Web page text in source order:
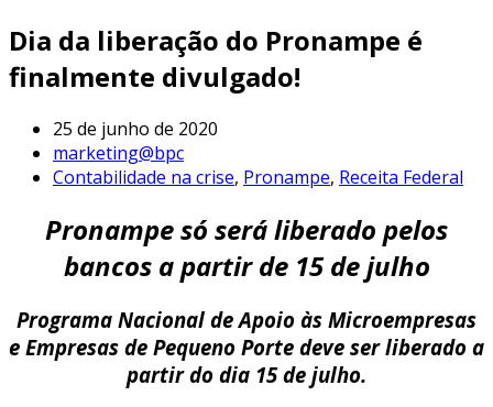
Dia da liberação do Pronampe é
finalmente divulgado!
25 de junho de 2020
marketing@bpc
Contabilidade na crise, Pronampe, Receita Federal
Pronampe só será liberado pelos
bancos a partir de 15 de julho
Programa Nacional de Apoio às Microempresas
e Empresas de Pequeno Porte deve ser liberado a
partir do dia 15 de julho.